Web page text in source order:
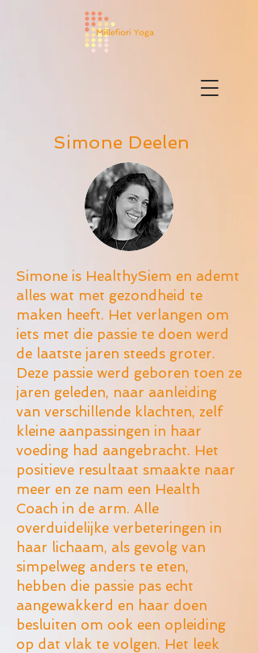
Simone Deelen
Simone is HealthySiem en ademt
alles wat met gezondheid te
maken heeft. Het verlangen om
iets met die passie te doen werd
de laatste jaren steeds groter.
Deze passie werd geboren toen ze
jaren geleden, naar aanleiding
van verschillende klachten, zelf
kleine aanpassingen in haar
voeding had aangebracht. Het
positieve resultaat smaakte naar
meer en ze nam een Health
Coach in de arm. Alle
overduidelijke verbeteringen in
haar lichaam, als gevolg van
simpelweg anders te eten,
hebben die passie pas echt
aangewakkerd en haar doen
besluiten om ook een opleiding
op dat vlak te volgen. Het leek